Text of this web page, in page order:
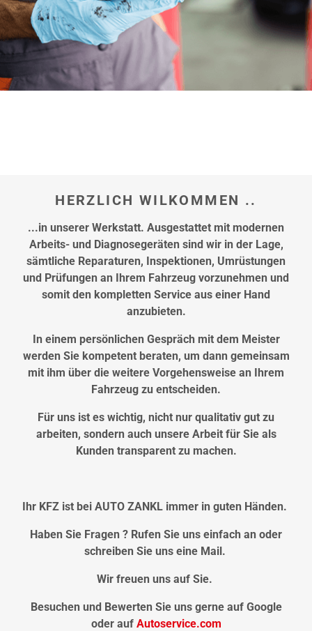
HERZLICH WILKOMMEN ..
...in unserer Werkstatt. Ausgestattet mit modernen
Arbeits- und Diagnosegeräten sind wir in der Lage,
sämtliche Reparaturen, Inspektionen, Umrüstungen
und Prüfungen an Ihrem Fahrzeug vorzunehmen und
somit den kompletten Service aus einer Hand
anzubieten.
In einem persönlichen Gespräch mit dem Meister
werden Sie kompetent beraten, um dann gemeinsam
mit ihm über die weitere Vorgehensweise an Ihrem
Fahrzeug zu entscheiden.
Für uns ist es wichtig, nicht nur qualitativ gut zu
arbeiten, sondern auch unsere Arbeit für Sie als
Kunden transparent zu machen.
Ihr KFZ ist bei AUTO ZANKL immer in guten Händen.
Haben Sie Fragen ? Rufen Sie uns einfach an oder
schreiben Sie uns eine Mail.
Wir freuen uns auf Sie.
Besuchen und Bewerten Sie uns gerne auf Google
oder auf Autoservice.com